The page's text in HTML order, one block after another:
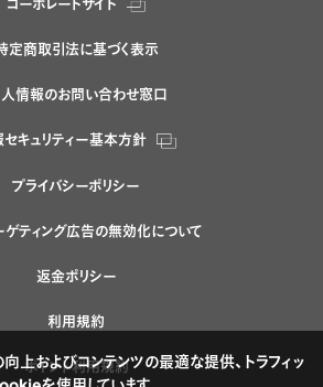
定商取引法に基づく表示
情報のお問い合わせ窓口
キュリティー基本方針
プライバシーポリシー
ティング広告の無効化について
返金ポリシー
利用規約
ポイント利用規約
上およびコンテンツの最適な提供、トラフィッ